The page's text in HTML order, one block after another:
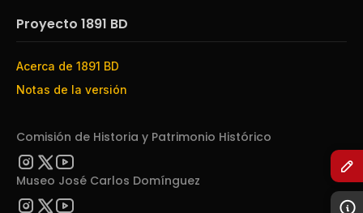
Proyecto 1891 BD
Acerca de 1891 BD
Notas de la versión
Comisión de Historia y Patrimonio Histórico
Museo José Carlos Domínguez